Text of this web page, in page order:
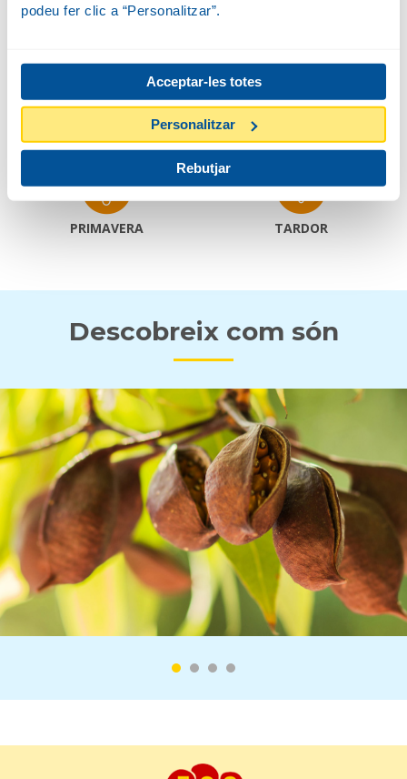
podeu fer clic a “Personalitzar”.
Acceptar-les totes
Personalitzar
Rebutjar
Amplada
4-6 M
FLOR I FRUIT
PRIMAVERA TARDOR
Descobreix com són